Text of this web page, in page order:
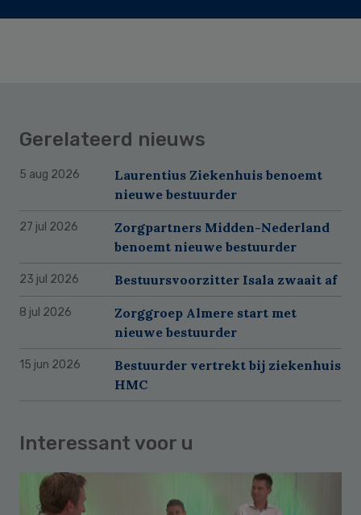
Gerelateerd nieuws
5 aug 2026
Laurentius Ziekenhuis benoemt
nieuwe bestuurder
27 jul 2026
Zorgpartners Midden-Nederland
benoemt nieuwe bestuurder
23 jul 2026 Bestuursvoorzitter Isala zwaait af
8 jul 2026
Zorggroep Almere start met
nieuwe bestuurder
15 jun 2026
Bestuurder vertrekt bij ziekenhuis
HMC
Interessant voor u